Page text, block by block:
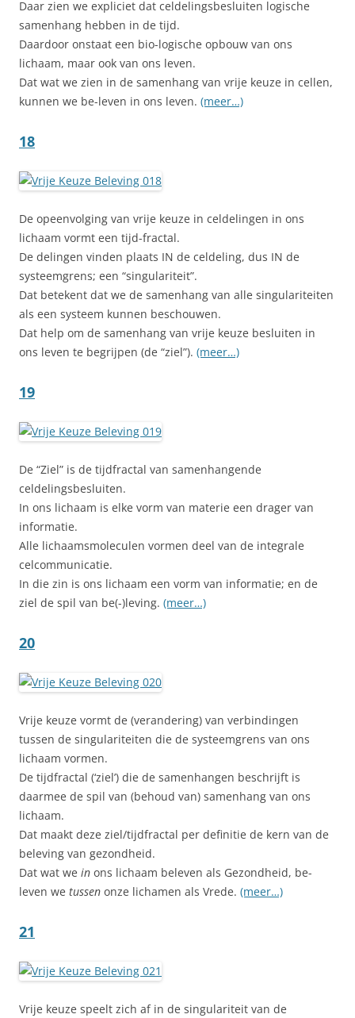
Daar zien we expliciet dat celdelingsbesluiten logische
samenhang hebben in de tijd.
Daardoor onstaat een bio-logische opbouw van ons
lichaam, maar ook van ons leven.
Dat wat we zien in de samenhang van vrije keuze in cellen,
kunnen we be-leven in ons leven. (meer…)
18
De opeenvolging van vrije keuze in celdelingen in ons
lichaam vormt een tijd-fractal.
De delingen vinden plaats IN de celdeling, dus IN de
systeemgrens; een “singulariteit”.
Dat betekent dat we de samenhang van alle singulariteiten
als een systeem kunnen beschouwen.
Dat help om de samenhang van vrije keuze besluiten in
ons leven te begrijpen (de “ziel”). (meer…)
19
De “Ziel” is de tijdfractal van samenhangende
celdelingsbesluiten.
In ons lichaam is elke vorm van materie een drager van
informatie.
Alle lichaamsmoleculen vormen deel van de integrale
celcommunicatie.
In die zin is ons lichaam een vorm van informatie; en de
ziel de spil van be(-)leving. (meer…)
20
Vrije keuze vormt de (verandering) van verbindingen
tussen de singulariteiten die de systeemgrens van ons
lichaam vormen.
De tijdfractal (‘ziel’) die de samenhangen beschrijft is
daarmee de spil van (behoud van) samenhang van ons
lichaam.
Dat maakt deze ziel/tijdfractal per definitie de kern van de
beleving van gezondheid.
Dat wat we in ons lichaam beleven als Gezondheid, be-
leven we tussen onze lichamen als Vrede. (meer…)
21
Vrije keuze speelt zich af in de singulariteit van de